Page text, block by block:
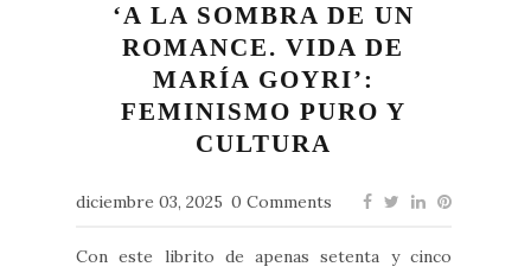
‘A LA SOMBRA DE UN
ROMANCE. VIDA DE
MARÍA GOYRI’:
FEMINISMO PURO Y
CULTURA
diciembre 03, 2025 0 Comments
Con este librito de apenas setenta y cinco